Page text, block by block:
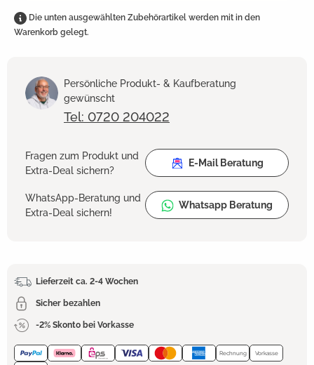
Die unten ausgewählten Zubehörartikel werden mit in den
Warenkorb gelegt.
Persönliche Produkt- & Kaufberatung
gewünscht
Tel: 0720 204022
Fragen zum Produkt und
Extra-Deal sichern?
E-Mail Beratung
WhatsApp-Beratung und
Extra-Deal sichern!
Whatsapp Beratung
Lieferzeit ca. 2-4 Wochen
Sicher bezahlen
-2% Skonto bei Vorkasse
Rechnung Vorkasse